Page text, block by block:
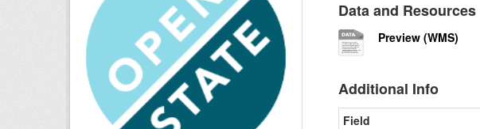
Data and Resources
Preview (WMS)
Additional Info
Field